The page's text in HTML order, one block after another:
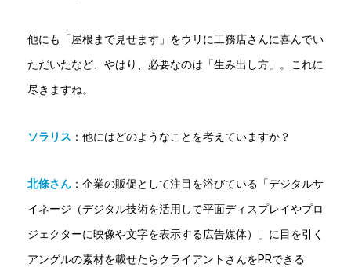
他にも「屋根まで見せます」をウリに工務店さんに喜んでい
ただいたなど、やはり、必要なのは「生み出し方」。これに
尽きますね。
ソラリス ：他にはどのようなことを考えていますか？
北條さん ： 企業の販促として注目を浴びている「デジタルサ
イネージ（デジタル技術を活用して平面ディスプレイやプロ
ジェクターに映像や文字を表示する広告媒体）」に目を引く
アングルの素材を載せたらクライアントさんをPRできる